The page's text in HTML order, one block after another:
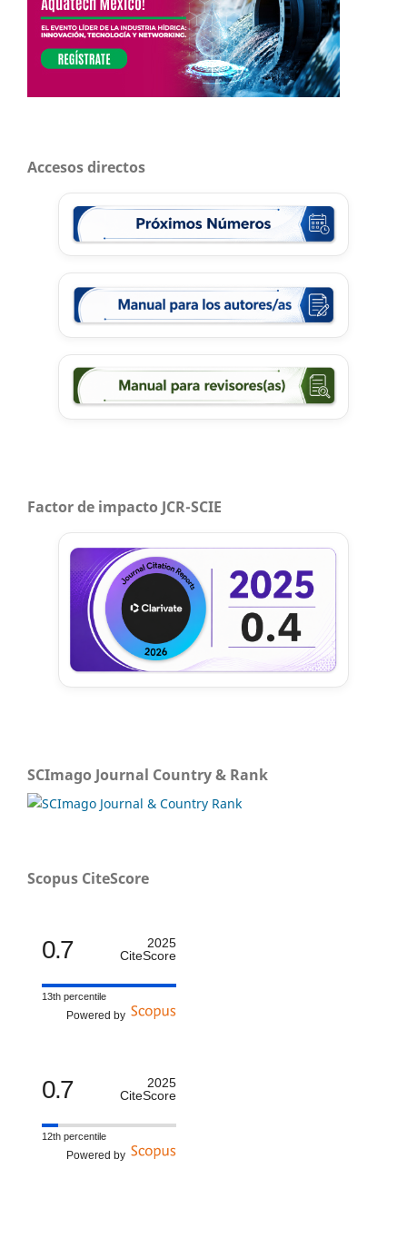
Accesos directos
Factor de impacto JCR-SCIE
SCImago Journal Country & Rank
Scopus CiteScore
0.7
2025
CiteScore
13th percentile
Powered by
0.7
2025
CiteScore
12th percentile
Powered by